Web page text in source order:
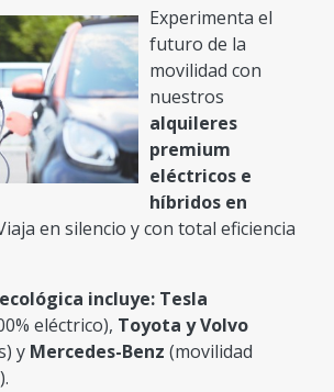
Experimenta el
futuro de la
movilidad con
nuestros
alquileres
premium
eléctricos e
híbridos en
en silencio y con total eficiencia
incluye: Tesla
eléctrico), Toyota y Volvo
y Mercedes-Benz (movilidad